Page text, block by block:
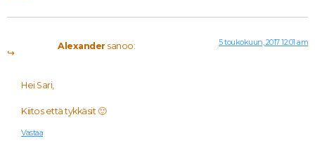
Alexander sanoo: 5 toukokuun, 2017 12:01 am
Hei Sari,
Kiitos että tykkäsit 🙂
Vastaa